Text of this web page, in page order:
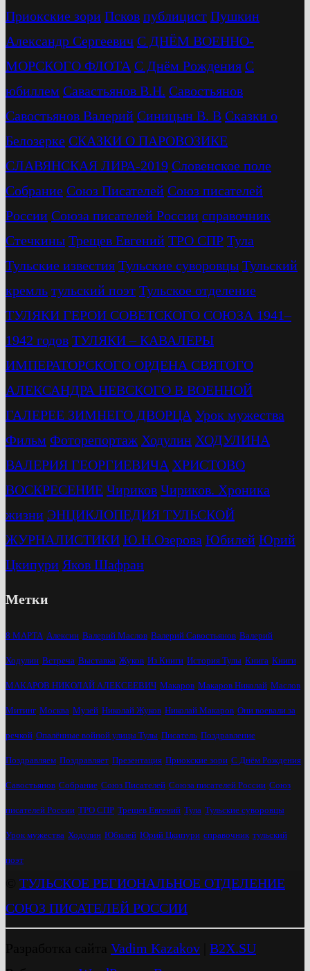
Приокские зори Псков публицист Пушкин
Александр Сергеевич С ДНЁМ ВОЕННО-
МОРСКОГО ФЛОТА С Днём Рождения С
юбиллем Савастьянов В.Н. Савостьянов
Савостьянов Валерий Синицын В. В Сказки о
Белозерке СКАЗКИ О ПАРОВОЗИКЕ
СЛАВЯНСКАЯ ЛИРА-2019 Словенское поле
Собрание Союз Писателей Союз писателей
России Союза писателей России справочник
Стечкины Трещев Евгений ТРО СПР Тула
Тульские известия Тульские суворовцы Тульский
кремль тульский поэт Тульское отделение
ТУЛЯКИ ГЕРОИ СОВЕТСКОГО СОЮЗА 1941–
1942 годов ТУЛЯКИ – КАВАЛЕРЫ
ИМПЕРАТОРСКОГО ОРДЕНА СВЯТОГО
АЛЕКСАНДРА НЕВСКОГО В ВОЕННОЙ
ГАЛЕРЕЕ ЗИМНЕГО ДВОРЦА Урок мужества
Фильм Фоторепортаж Ходулин ХОДУЛИНА
ВАЛЕРИЯ ГЕОРГИЕВИЧА ХРИСТОВО
ВОСКРЕСЕНИЕ Чириков Чириков. Хроника
жизни ЭНЦИКЛОПЕДИЯ ТУЛЬСКОЙ
ЖУРНАЛИСТИКИ Ю.Н.Озерова Юбилей Юрий
Цкипури Яков Шафран
Метки
8 МАРТА Алексин Валерий Маслов Валерий Савостьянов Валерий
Ходулин Встреча Выставка Жуков Из Книги История Тулы Книга Книги
МАКАРОВ НИКОЛАЙ АЛЕКСЕЕВИЧ Макаров Макаров Николай Маслов
Митинг Москва Музей Николай Жуков Николай Макаров Они воевали за
речкой Опалённые войной улицы Тулы Писатель Поздравление
Поздравляем Поздравляет Презентация Приокские зори С Днём Рождения
Савостьянов Собрание Союз Писателей Союза писателей России Союз
писателей России ТРО СПР Трещев Евгений Тула Тульские суворовцы
Урок мужества Ходулин Юбилей Юрий Цкипури справочник тульский
поэт
ТУЛЬСКОЕ РЕГИОНАЛЬНОЕ ОТДЕЛЕНИЕ
СОЮЗ ПИСАТЕЛЕЙ РОССИИ
Vadim Kazakov
B2X.SU